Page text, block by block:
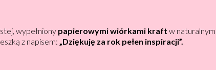
wypełniony papierowymi wiórkami kraft w
z napisem: „Dziękuję za rok pełen inspiracji”.